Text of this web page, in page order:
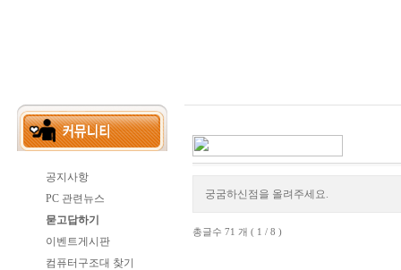
공지사항
PC 관련뉴스
묻고답하기
이벤트게시판
컴퓨터구조대 찾기
궁굼하신점을 올려주세요.
총글수 71 개 ( 1 / 8 )